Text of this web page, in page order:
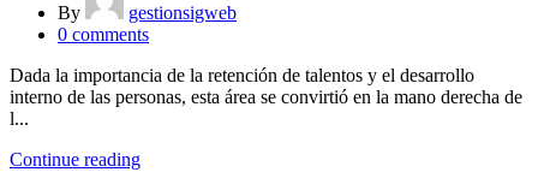
By
gestionsigweb
0 comments
Dada la importancia de la retención de talentos y el desarrollo
interno de las personas, esta área se convirtió en la mano derecha de
l...
Continue reading